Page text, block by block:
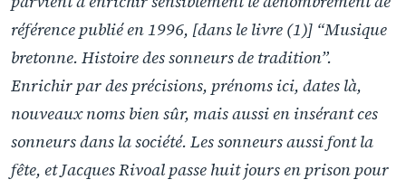
référence publié en 1996, [dans le livre (1)] “Musique
bretonne. Histoire des sonneurs de tradition”.
Enrichir par des précisions, prénoms ici, dates là,
nouveaux noms bien sûr, mais aussi en insérant ces
sonneurs dans la société. Les sonneurs aussi font la
fête, et Jacques Rivoal passe huit jours en prison pour